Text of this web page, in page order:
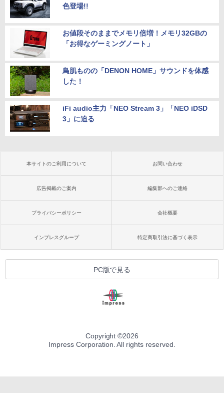
色登場!!
お値段そのままでメモリ倍増！メモリ32GBの
「お得なゲーミングノート」
鳥肌ものの「DENON HOME」サウンドを体感
した！
iFi audio主力「NEO Stream 3」「NEO iDSD
3」に迫る
本サイトのご利用について お問い合わせ
広告掲載のご案内 編集部へのご連絡
プライバシーポリシー 会社概要
インプレスグループ 特定商取引法に基づく表示
PC版で見る
Copyright ©2026
Impress Corporation. All rights reserved.